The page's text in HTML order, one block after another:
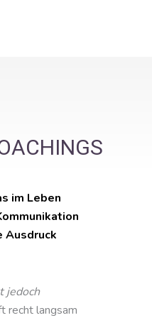
im Leben
Ausdruck
jedoch
recht langsam